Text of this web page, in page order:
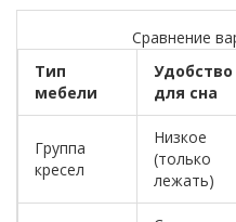
Сравнение
Тип
мебели
Удобство
для сна
Группа
кресел
Низкое
(только
лежать)